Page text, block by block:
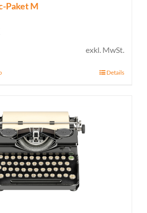
Paket M
exkl. MwSt.
Details